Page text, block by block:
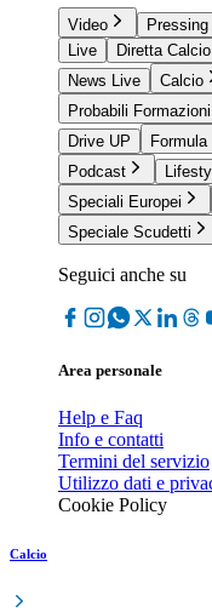
Video Pressing
Live
Diretta Calcio
News Live
Calcio
Probabili Formazioni
Drive UP
Formula
Podcast
Speciali Europei
Speciale Scudetti
Seguici anche su
Area personale
Help e Faq
Info e contatti
Termini del servizio
Utilizzo dati e
Cookie Policy
Calcio